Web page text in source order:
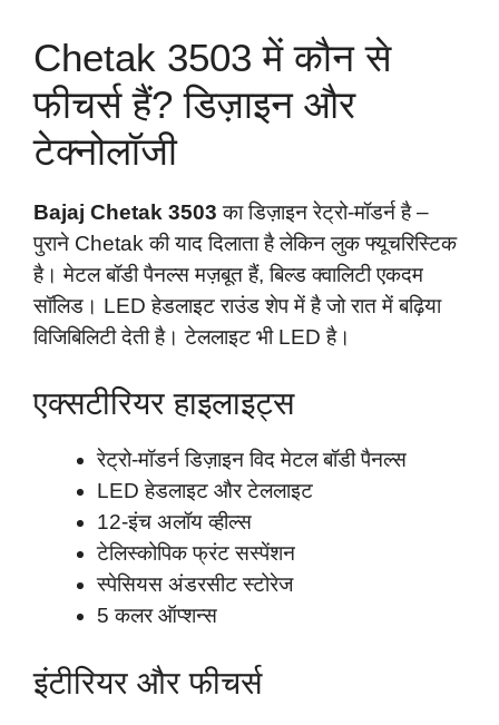
Chetak 3503 में कौन से
फीचर्स हैं? डिज़ाइन और
टेक्नोलॉजी
Bajaj Chetak 3503 का डिज़ाइन रेट्रो-मॉडर्न है –
पुराने Chetak की याद दिलाता है लेकिन लुक फ्यूचरिस्टिक
है। मेटल बॉडी पैनल्स मज़बूत हैं, बिल्ड क्वालिटी एकदम
सॉलिड। LED हेडलाइट राउंड शेप में है जो रात में बढ़िया
विजिबिलिटी देती है। टेललाइट भी LED है।
एक्सटीरियर हाइलाइट्स
रेट्रो-मॉडर्न डिज़ाइन विद मेटल बॉडी पैनल्स
LED हेडलाइट और टेललाइट
12-इंच अलॉय व्हील्स
टेलिस्कोपिक फ्रंट सस्पेंशन
स्पेसियस अंडरसीट स्टोरेज
5 कलर ऑप्शन्स
इंटीरियर और फीचर्स